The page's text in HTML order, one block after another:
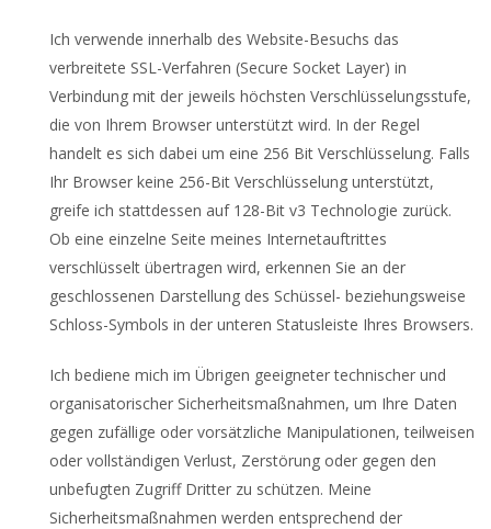
Ich verwende innerhalb des Website-Besuchs das
verbreitete SSL-Verfahren (Secure Socket Layer) in
Verbindung mit der jeweils höchsten Verschlüsselungsstufe,
die von Ihrem Browser unterstützt wird. In der Regel
handelt es sich dabei um eine 256 Bit Verschlüsselung. Falls
Ihr Browser keine 256-Bit Verschlüsselung unterstützt,
greife ich stattdessen auf 128-Bit v3 Technologie zurück.
Ob eine einzelne Seite meines Internetauftrittes
verschlüsselt übertragen wird, erkennen Sie an der
geschlossenen Darstellung des Schüssel- beziehungsweise
Schloss-Symbols in der unteren Statusleiste Ihres Browsers.
Ich bediene mich im Übrigen geeigneter technischer und
organisatorischer Sicherheitsmaßnahmen, um Ihre Daten
gegen zufällige oder vorsätzliche Manipulationen, teilweisen
oder vollständigen Verlust, Zerstörung oder gegen den
unbefugten Zugriff Dritter zu schützen. Meine
Sicherheitsmaßnahmen werden entsprechend der